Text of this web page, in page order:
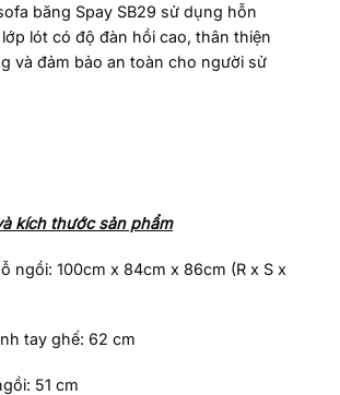
băng Spay SB29 sử dụng hỗn
lót có độ đàn hồi cao, thân thiện
và đảm bảo an toàn cho người sử
kích thước sản phẩm
ngồi: 100cm x 84cm x 86cm (R x S x
tay ghế: 62 cm
51 cm